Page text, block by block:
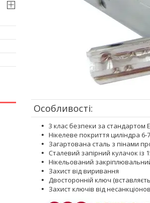
Особливості:
3 клас безпеки за стандартом
Нікелеве покриття циліндра 6-
Загартована сталь з пінами
Сталевий запірний кулачок із
Нікельований
Захист від виривання
Двосторонній ключ
Захист ключів від